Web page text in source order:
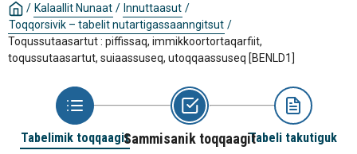
/ Kalaallit Nunaat / Innuttaasut /
Toqqorsivik – tabelit nutartigassaanngitsut /
Toqussutaasartut : piffissaq, immikkoortortaqarfiit,
toqussutaasartut, suiaassuseq, utoqqaassuseq [BENLD1]
Tabelimik toqqaagitSammisanik toqqaagitTabeli takutiguk